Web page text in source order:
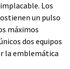
Los
un pulso
máximos
dos equipos
la emblemática